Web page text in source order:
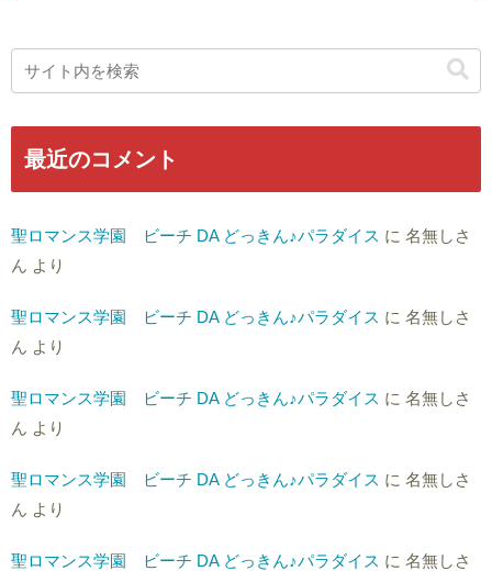
最近のコメント
聖ロマンス学園 ビーチ DA どっきん♪パラダイス に 名無しさ
ん より
聖ロマンス学園 ビーチ DA どっきん♪パラダイス に 名無しさ
ん より
聖ロマンス学園 ビーチ DA どっきん♪パラダイス に 名無しさ
ん より
聖ロマンス学園 ビーチ DA どっきん♪パラダイス に 名無しさ
ん より
聖ロマンス学園 ビーチ DA どっきん♪パラダイス に 名無しさ